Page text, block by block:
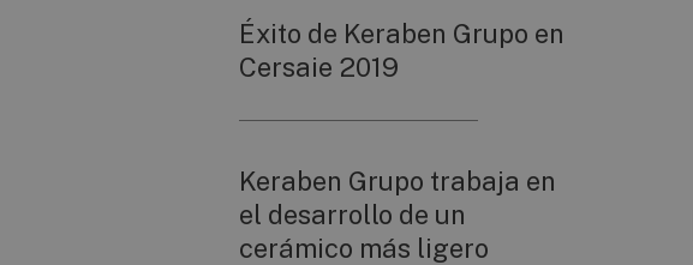
Éxito de Keraben Grupo en
Cersaie 2019
Keraben Grupo trabaja en
el desarrollo de un
cerámico más ligero